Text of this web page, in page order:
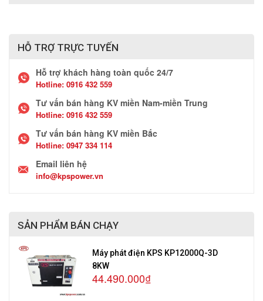
HỖ TRỢ TRỰC TUYẾN
Hỗ trợ khách hàng toàn quốc 24/7
Hotline: 0916 432 559
Tư vấn bán hàng KV miền Nam-miền Trung
Hotline: 0916 432 559
Tư vấn bán hàng KV miền Bắc
Hotline: 0947 334 114
Email liên hệ
info@kpspower.vn
SẢN PHẨM BÁN CHẠY
Máy phát điện KPS KP12000Q-3D
8KW
44.490.000₫